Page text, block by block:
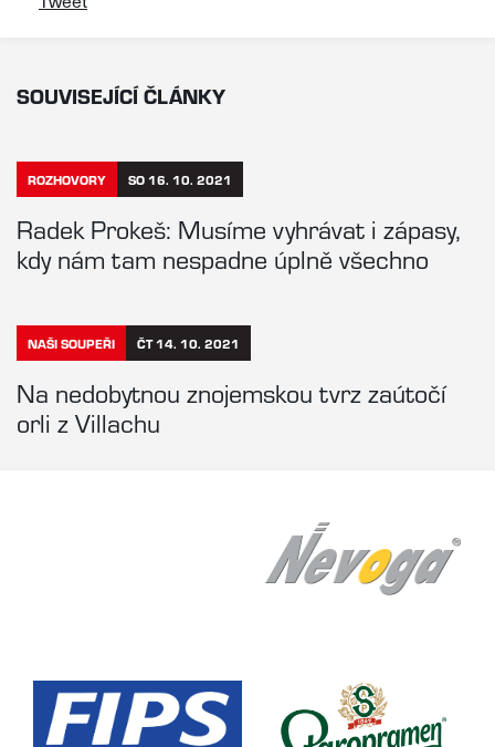
SOUVISEJÍCÍ ČLÁNKY
ROZHOVORY SO 16. 10. 2021
Radek Prokeš: Musíme vyhrávat i zápasy,
kdy nám tam nespadne úplně všechno
NAŠI SOUPEŘI ČT 14. 10. 2021
Na nedobytnou znojemskou tvrz zaútočí
orli z Villachu